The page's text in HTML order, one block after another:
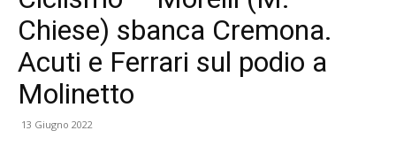
Chiese) sbanca Cremona.
Acuti e Ferrari sul podio a
Molinetto
13 Giugno 2022